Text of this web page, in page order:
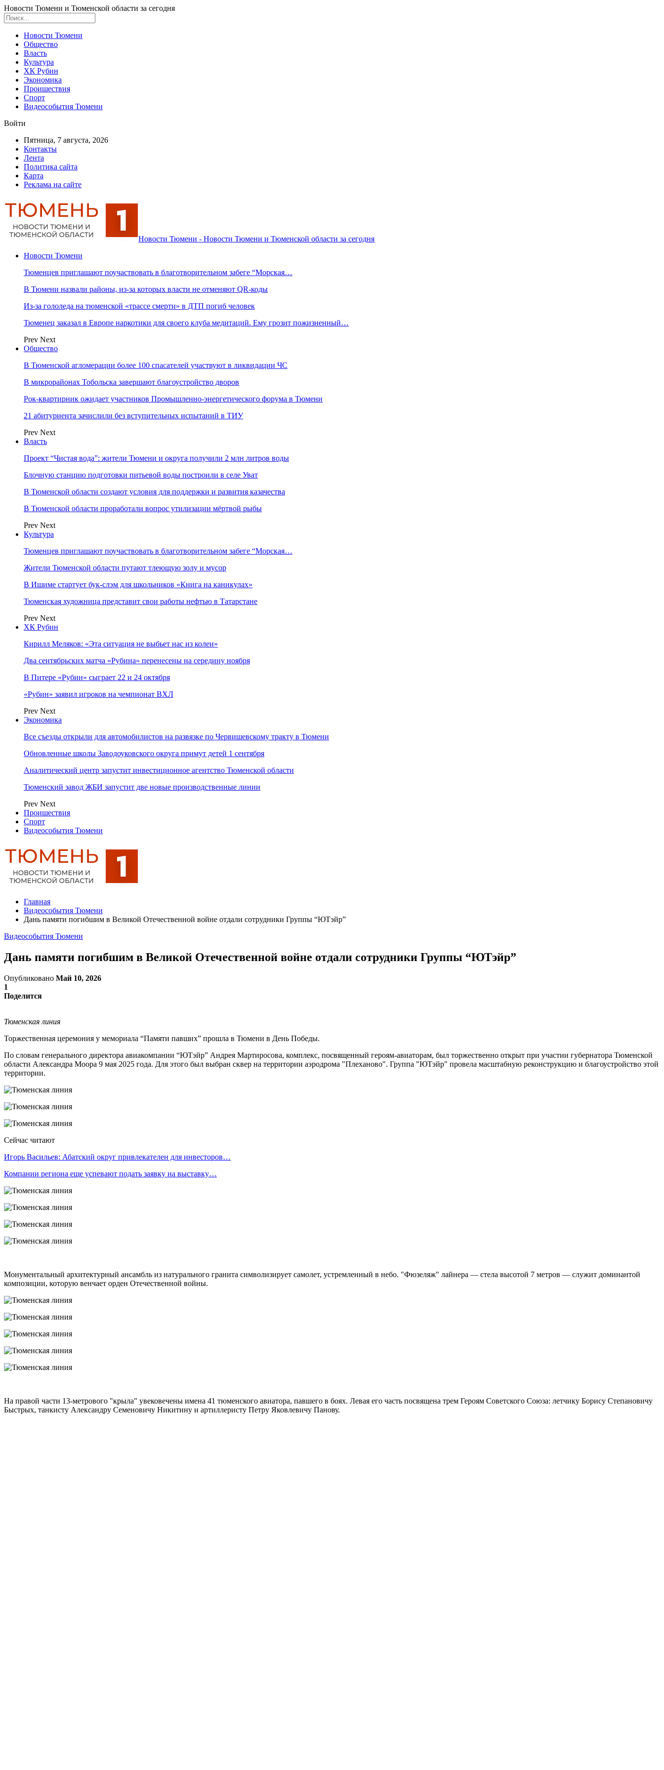
Новости Тюмени и Тюменской области за сегодня
Новости Тюмени
Общество
Власть
Культура
ХК Рубин
Экономика
Проишествия
Спорт
Видеособытия Тюмени
Войти
Пятница, 7 августа, 2026
Контакты
Лента
Политика сайта
Карта
Реклама на сайте
Новости Тюмени - Новости Тюмени и Тюменской области за сегодня
Новости Тюмени
Тюменцев приглашают поучаствовать в благотворительном забеге “Морская…
В Тюмени назвали районы, из-за которых власти не отменяют QR-коды
Из-за гололеда на тюменской «трассе смерти» в ДТП погиб человек
Тюменец заказал в Европе наркотики для своего клуба медитаций. Ему грозит пожизненный…
Prev Next
Общество
В Тюменской агломерации более 100 спасателей участвуют в ликвидации ЧС
В микрорайонах Тобольска завершают благоустройство дворов
Рок-квартирник ожидает участников Промышленно-энергетического форума в Тюмени
21 абитуриента зачислили без вступительных испытаний в ТИУ
Prev Next
Власть
Проект “Чистая вода”: жители Тюмени и округа получили 2 млн литров воды
Блочную станцию подготовки питьевой воды построили в селе Уват
В Тюменской области создают условия для поддержки и развития казачества
В Тюменской области проработали вопрос утилизации мёртвой рыбы
Prev Next
Культура
Тюменцев приглашают поучаствовать в благотворительном забеге “Морская…
Жители Тюменской области путают тлеющую золу и мусор
В Ишиме стартует бук-слэм для школьников «Книга на каникулах»
Тюменская художница представит свои работы нефтью в Татарстане
Prev Next
ХК Рубин
Кирилл Меляков: «Эта ситуация не выбьет нас из колеи»
Два сентябрьских матча «Рубина» перенесены на середину ноября
В Питере «Рубин» сыграет 22 и 24 октября
«Рубин» заявил игроков на чемпионат ВХЛ
Prev Next
Экономика
Все съезды открыли для автомобилистов на развязке по Червишевскому тракту в Тюмени
Обновленные школы Заводоуковского округа примут детей 1 сентября
Аналитический центр запустит инвестиционное агентство Тюменской области
Тюменский завод ЖБИ запустит две новые производственные линии
Prev Next
Проишествия
Спорт
Видеособытия Тюмени
Главная
Видеособытия Тюмени
Дань памяти погибшим в Великой Отечественной войне отдали сотрудники Группы “ЮТэйр”
Видеособытия Тюмени
Дань памяти погибшим в Великой Отечественной войне отдали сотрудники Группы “ЮТэйр”
Опубликовано Май 10, 2026
1
Поделится
Тюменская линия
Торжественная церемония у мемориала “Памяти павших” прошла в Тюмени в День Победы.
По словам генерального директора авиакомпании “ЮТэйр” Андрея Мартиросова, комплекс, посвященный героям-авиаторам, был торжественно открыт при участии губернатора Тюменской
области Александра Моора 9 мая 2025 года. Для этого был выбран сквер на территории аэродрома "Плеханово". Группа "ЮТэйр" провела масштабную реконструкцию и благоустройство этой
территории.
Сейчас читают
Игорь Васильев: Абатский округ привлекателен для инвесторов…
Компании региона еще успевают подать заявку на выставку…
Монументальный архитектурный ансамбль из натурального гранита символизирует самолет, устремленный в небо. "Фюзеляж" лайнера — стела высотой 7 метров — служит доминантой
композиции, которую венчает орден Отечественной войны.
На правой части 13-метрового "крыла" увековечены имена 41 тюменского авиатора, павшего в боях. Левая его часть посвящена трем Героям Советского Союза: летчику Борису Степановичу
Быстрых, танкисту Александру Семеновичу Никитину и артиллеристу Петру Яковлевичу Панову.